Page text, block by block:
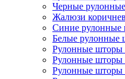
Черные
Жалюзи
Синие рулонные
Белые рулонные
Рулонные шторы
Рулонные шторы
Рулонные шторы